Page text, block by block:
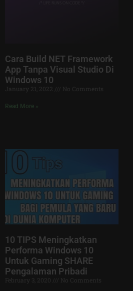
Cara Build NET Framework
App Tanpa Visual Studio Di
Windows 10
January 21, 2022 No Comments
Read More »
10 TIPS Meningkatkan
Performa Windows 10
Untuk Gaming SHARE
Pengalaman Pribadi
February 3, 2020 No Comments